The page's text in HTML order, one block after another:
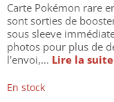
Carte Pokémon rare
sont sorties de
sous sleeve
photos pour plus de
l'envoi,... Lire la suite
En stock